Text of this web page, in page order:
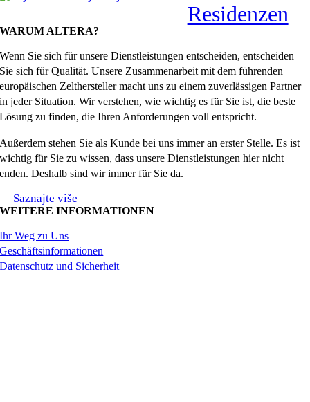
Residenzen
WARUM ALTERA?
Wenn Sie sich für unsere Dienstleistungen entscheiden, entscheiden
Sie sich für Qualität. Unsere Zusammenarbeit mit dem führenden
europäischen Zelthersteller macht uns zu einem zuverlässigen Partner
in jeder Situation. Wir verstehen, wie wichtig es für Sie ist, die beste
Lösung zu finden, die Ihren Anforderungen voll entspricht.
Außerdem stehen Sie als Kunde bei uns immer an erster Stelle. Es ist
wichtig für Sie zu wissen, dass unsere Dienstleistungen hier nicht
enden. Deshalb sind wir immer für Sie da.
Saznajte više
WEITERE INFORMATIONEN
Ihr Weg zu Uns
Geschäftsinformationen
Datenschutz und Sicherheit